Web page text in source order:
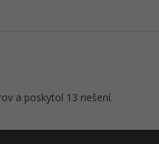
a poskytol 13 riešení.